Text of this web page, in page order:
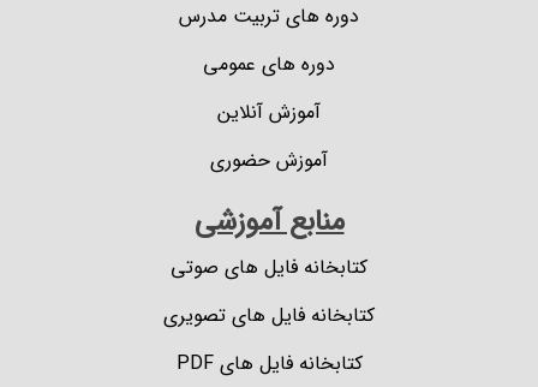
دوره های تربیت مدرس
دوره های عمومی
آموزش آنلاین
آموزش حضوری
منابع آموزشی
کتابخانه فایل های صوتی
کتابخانه فایل های تصویری
کتابخانه فایل های PDF